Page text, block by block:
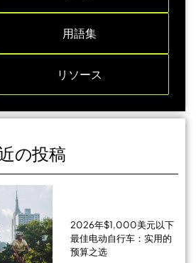
用語集
リソース
の投稿
2026年$1,000美元以下
最佳电动自行车：实用的
预算之选